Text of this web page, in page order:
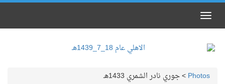
Photos
>جوري نادر الشمري 1433هـ